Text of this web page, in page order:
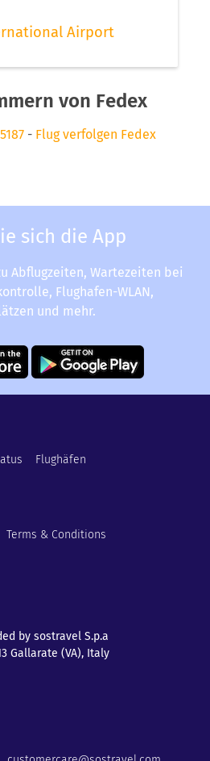
Airport
von Fedex
- Flug verfolgen Fedex
sich die App
Abflugzeiten, Wartezeiten bei
Flughafen-WLAN,
und mehr.
Flughäfen
Terms & Conditions
by sostravel S.p.a
Gallarate (VA), Italy